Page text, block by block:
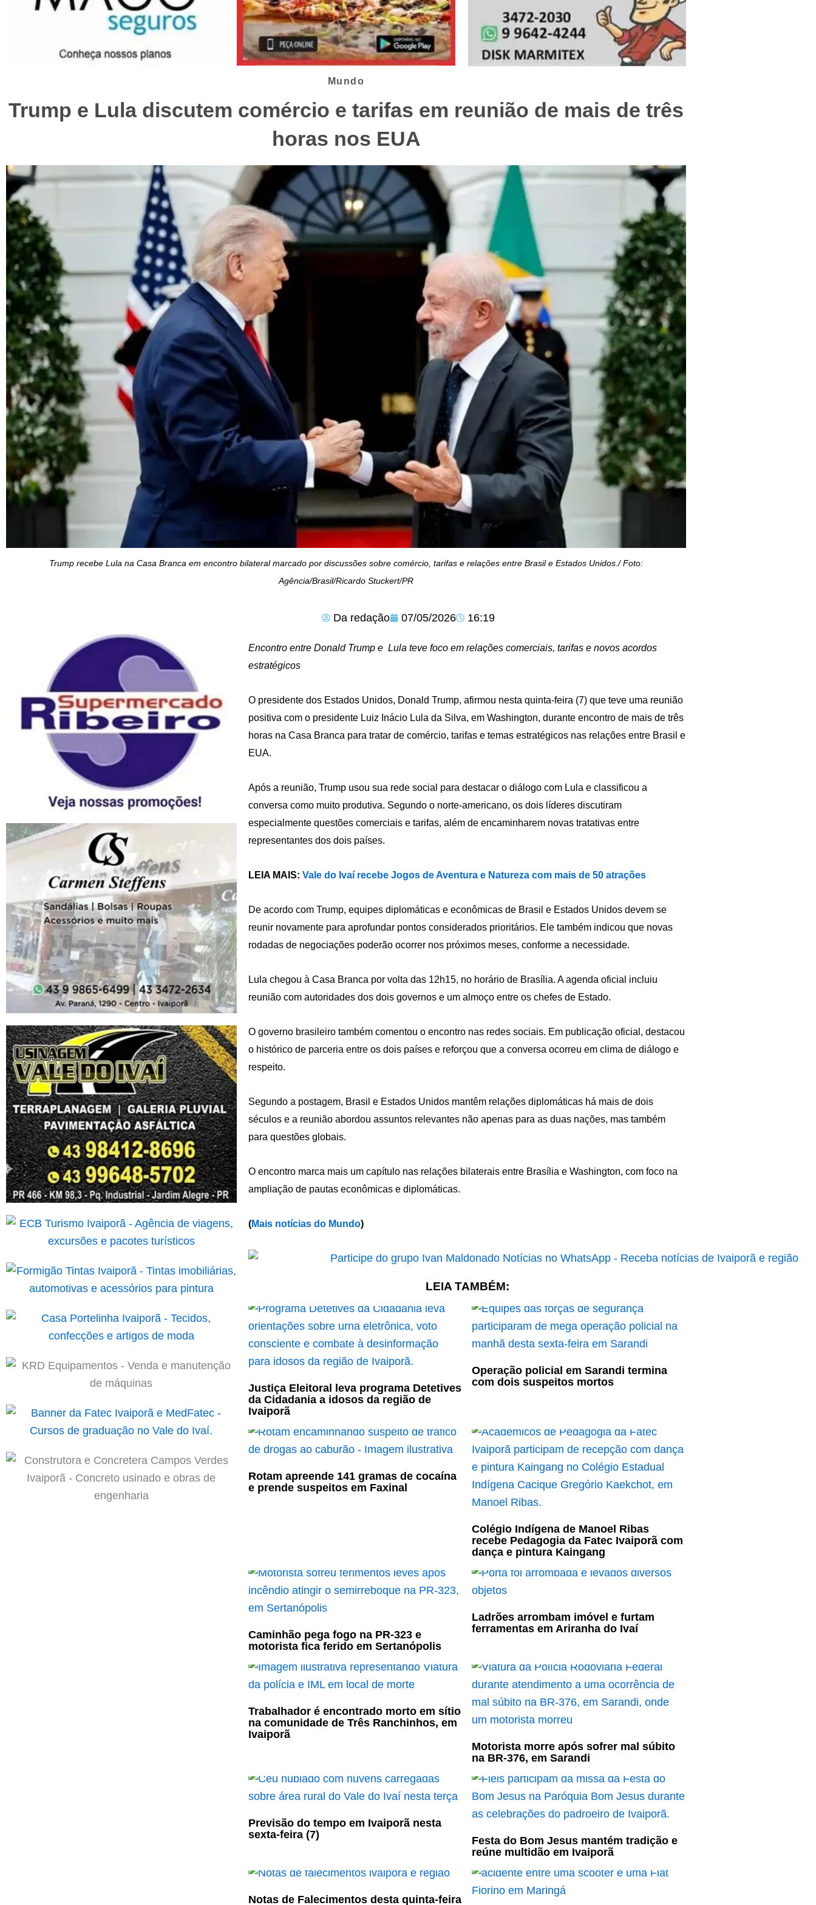
Mundo
Trump e Lula discutem comércio e tarifas em reunião de mais de três
horas nos EUA
Trump recebe Lula na Casa Branca em encontro bilateral marcado por discussões sobre comércio, tarifas e relações entre Brasil e Estados Unidos./ Foto:
Agência/Brasil/Ricardo Stuckert/PR
Da redação 07/05/2026 16:19
Encontro entre Donald Trump e Lula teve foco em relações comerciais, tarifas e novos acordos
estratégicos
O presidente dos Estados Unidos, Donald Trump, afirmou nesta quinta-feira (7) que teve uma reunião
positiva com o presidente Luiz Inácio Lula da Silva, em Washington, durante encontro de mais de três
horas na Casa Branca para tratar de comércio, tarifas e temas estratégicos nas relações entre Brasil e
EUA.
Após a reunião, Trump usou sua rede social para destacar o diálogo com Lula e classificou a
conversa como muito produtiva. Segundo o norte-americano, os dois líderes discutiram
especialmente questões comerciais e tarifas, além de encaminharem novas tratativas entre
representantes dos dois países.
LEIA MAIS: Vale do Ivaí recebe Jogos de Aventura e Natureza com mais de 50 atrações
De acordo com Trump, equipes diplomáticas e econômicas de Brasil e Estados Unidos devem se
reunir novamente para aprofundar pontos considerados prioritários. Ele também indicou que novas
rodadas de negociações poderão ocorrer nos próximos meses, conforme a necessidade.
Lula chegou à Casa Branca por volta das 12h15, no horário de Brasília. A agenda oficial incluiu
reunião com autoridades dos dois governos e um almoço entre os chefes de Estado.
O governo brasileiro também comentou o encontro nas redes sociais. Em publicação oficial, destacou
o histórico de parceria entre os dois países e reforçou que a conversa ocorreu em clima de diálogo e
respeito.
Segundo a postagem, Brasil e Estados Unidos mantêm relações diplomáticas há mais de dois
séculos e a reunião abordou assuntos relevantes não apenas para as duas nações, mas também
para questões globais.
O encontro marca mais um capítulo nas relações bilaterais entre Brasília e Washington, com foco na
ampliação de pautas econômicas e diplomáticas.
(Mais notícias do Mundo)
LEIA TAMBÉM:
Justiça Eleitoral leva programa Detetives
da Cidadania a idosos da região de
Ivaiporã
Operação policial em Sarandi termina
com dois suspeitos mortos
Rotam apreende 141 gramas de cocaína
e prende suspeitos em Faxinal
Colégio Indígena de Manoel Ribas
recebe Pedagogia da Fatec Ivaiporã com
dança e pintura Kaingang
Caminhão pega fogo na PR-323 e
motorista fica ferido em Sertanópolis
Ladrões arrombam imóvel e furtam
ferramentas em Ariranha do Ivaí
Trabalhador é encontrado morto em sítio
na comunidade de Três Ranchinhos, em
Ivaiporã
Motorista morre após sofrer mal súbito
na BR-376, em Sarandi
Previsão do tempo em Ivaiporã nesta
sexta-feira (7)
Festa do Bom Jesus mantém tradição e
reúne multidão em Ivaiporã
Notas de Falecimentos desta quinta-feira